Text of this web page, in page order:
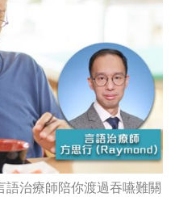
治療師陪你渡過吞嚥難關